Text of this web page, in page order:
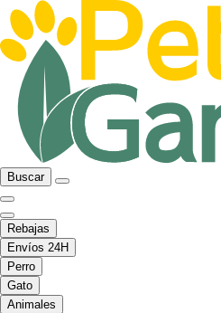
Buscar
Rebajas
Envíos 24H
Perro
Gato
Animales